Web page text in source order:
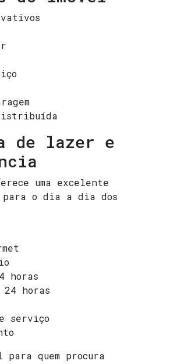
de lazer e
uma excelente
o dia a dia dos
horas
horas
serviço
para quem procura